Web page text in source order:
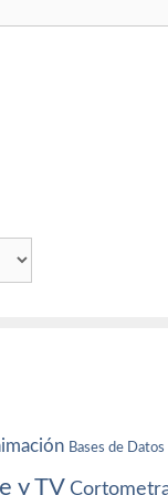
Bases de Datos
y TV